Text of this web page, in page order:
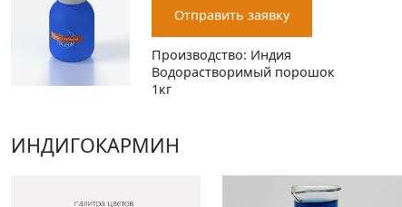
Отправить заявку
Производство: Индия
Водорастворимый порошок
1кг
ИНДИГОКАРМИН